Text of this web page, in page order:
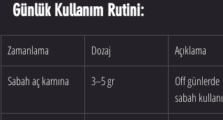
Günlük Kullanım Rutini:
Zamanlama Dozaj
Açıklama
Sabah aç karnına
3–5 gr
Off günlerde
sabah kullanılır